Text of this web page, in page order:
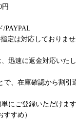
円
/PAYPAL
定は対応しておりませ
迅速に返金対応いたし
、在庫確認から割引
にご登録いただけます
すすめ）